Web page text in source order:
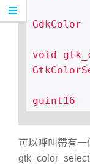
void
guint16
可以呼叫帶有一